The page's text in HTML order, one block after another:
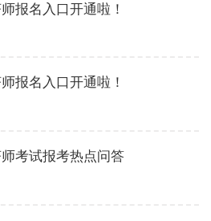
报名入口开通啦！
报名入口开通啦！
考试报考热点问答